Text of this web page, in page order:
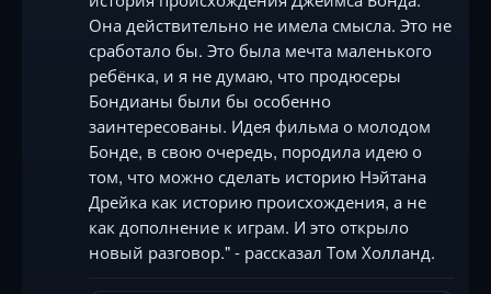
Она действительно не имела смысла. Это не
сработало бы. Это была мечта маленького
ребёнка, и я не думаю, что продюсеры
Бондианы были бы особенно
заинтересованы. Идея фильма о молодом
Бонде, в свою очередь, породила идею о
том, что можно сделать историю Нэйтана
Дрейка как историю происхождения, а не
как дополнение к играм. И это открыло
новый разговор." - рассказал Том Холланд.